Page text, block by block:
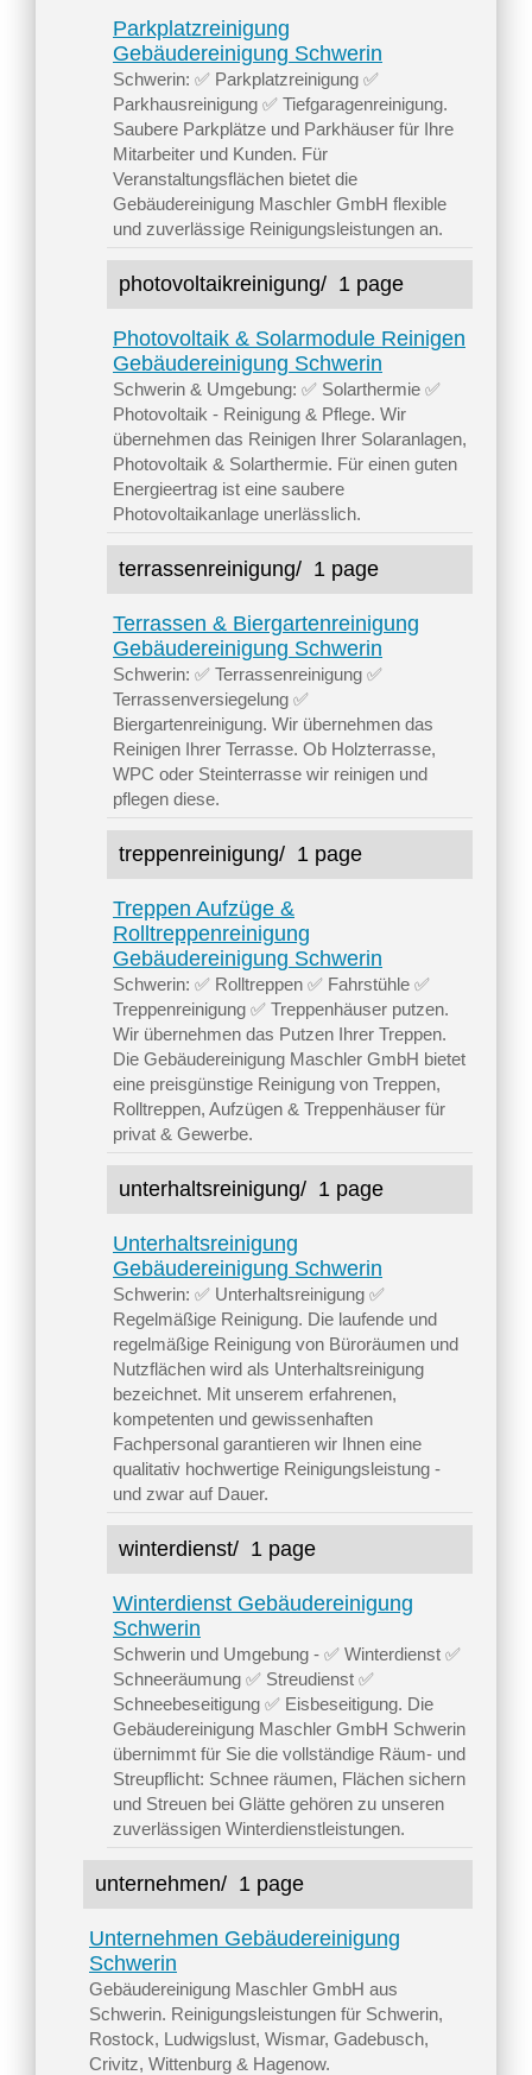
Parkplatzreinigung
Gebäudereinigung Schwerin
Schwerin: ✅ Parkplatzreinigung ✅
Parkhausreinigung ✅ Tiefgaragenreinigung.
Saubere Parkplätze und Parkhäuser für Ihre
Mitarbeiter und Kunden. Für
Veranstaltungsflächen bietet die
Gebäudereinigung Maschler GmbH flexible
und zuverlässige Reinigungsleistungen an.
photovoltaikreinigung/ 1 page
Photovoltaik & Solarmodule Reinigen
Gebäudereinigung Schwerin
Schwerin & Umgebung: ✅ Solarthermie ✅
Photovoltaik - Reinigung & Pflege. Wir
übernehmen das Reinigen Ihrer Solaranlagen,
Photovoltaik & Solarthermie. Für einen guten
Energieertrag ist eine saubere
Photovoltaikanlage unerlässlich.
terrassenreinigung/ 1 page
Terrassen & Biergartenreinigung
Gebäudereinigung Schwerin
Schwerin: ✅ Terrassenreinigung ✅
Terrassenversiegelung ✅
Biergartenreinigung. Wir übernehmen das
Reinigen Ihrer Terrasse. Ob Holzterrasse,
WPC oder Steinterrasse wir reinigen und
pflegen diese.
treppenreinigung/ 1 page
Treppen Aufzüge &
Rolltreppenreinigung
Gebäudereinigung Schwerin
Schwerin: ✅ Rolltreppen ✅ Fahrstühle ✅
Treppenreinigung ✅ Treppenhäuser putzen.
Wir übernehmen das Putzen Ihrer Treppen.
Die Gebäudereinigung Maschler GmbH bietet
eine preisgünstige Reinigung von Treppen,
Rolltreppen, Aufzügen & Treppenhäuser für
privat & Gewerbe.
unterhaltsreinigung/ 1 page
Unterhaltsreinigung
Gebäudereinigung Schwerin
Schwerin: ✅ Unterhaltsreinigung ✅
Regelmäßige Reinigung. Die laufende und
regelmäßige Reinigung von Büroräumen und
Nutzflächen wird als Unterhaltsreinigung
bezeichnet. Mit unserem erfahrenen,
kompetenten und gewissenhaften
Fachpersonal garantieren wir Ihnen eine
qualitativ hochwertige Reinigungsleistung -
und zwar auf Dauer.
winterdienst/ 1 page
Winterdienst Gebäudereinigung
Schwerin
Schwerin und Umgebung - ✅ Winterdienst ✅
Schneeräumung ✅ Streudienst ✅
Schneebeseitigung ✅ Eisbeseitigung. Die
Gebäudereinigung Maschler GmbH Schwerin
übernimmt für Sie die vollständige Räum- und
Streupflicht: Schnee räumen, Flächen sichern
und Streuen bei Glätte gehören zu unseren
zuverlässigen Winterdienstleistungen.
unternehmen/ 1 page
Unternehmen Gebäudereinigung
Schwerin
Gebäudereinigung Maschler GmbH aus
Schwerin. Reinigungsleistungen für Schwerin,
Rostock, Ludwigslust, Wismar, Gadebusch,
Crivitz, Wittenburg & Hagenow.